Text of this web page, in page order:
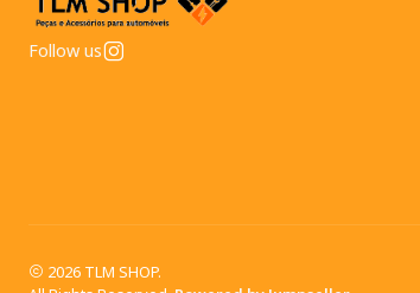
Follow us
2026 TLM SHOP.